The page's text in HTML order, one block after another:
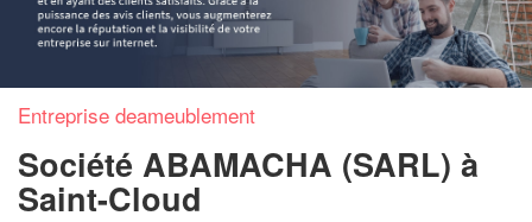
Entreprise deameublement
Société ABAMACHA (SARL) à
Saint-Cloud